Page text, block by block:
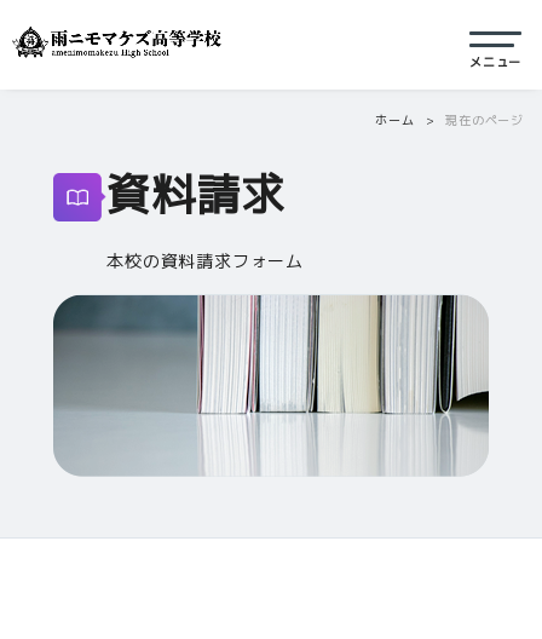
ホーム 現在のページ
資料請求
本校の資料請求フォーム